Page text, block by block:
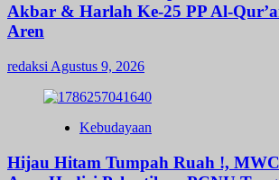
Akbar & Harlah Ke-25 PP Al-
Aren
redaksi Agustus 9, 2026
Kebudayaan
Hijau Hitam Tumpah Ruah !,